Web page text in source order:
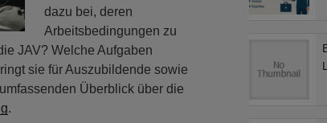
dazu bei, deren
Arbeitsbedingungen zu
JAV? Welche Aufgaben
sie für Auszubildende sowie
Überblick über die
.